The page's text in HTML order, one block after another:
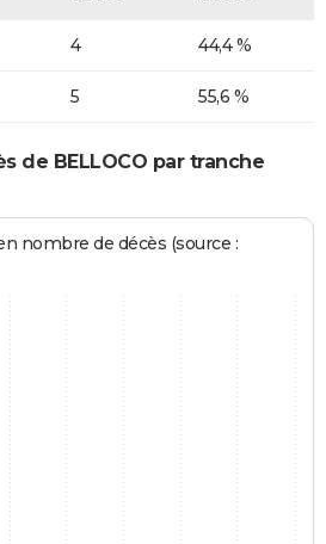
4 44,4 %
5 55,6 %
de BELLOCO par tranche
nombre de décès (source :